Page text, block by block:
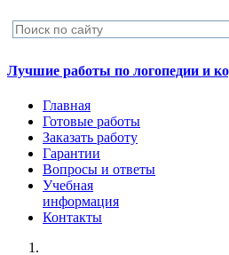
Лучшие работы по логопедии и
Главная
Готовые работы
Заказать работу
Гарантии
Вопросы и ответы
Учебная
информация
Контакты